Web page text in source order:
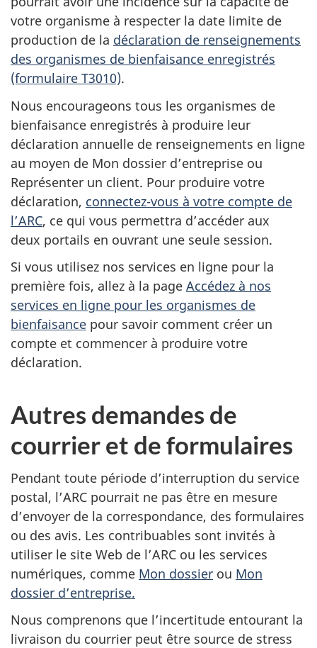
votre organisme à respecter la date limite de
production de la déclaration de renseignements
des organismes de bienfaisance enregistrés
(formulaire T3010).
Nous encourageons tous les organismes de
bienfaisance enregistrés à produire leur
déclaration annuelle de renseignements en ligne
au moyen de Mon dossier d’entreprise ou
Représenter un client. Pour produire votre
déclaration, connectez-vous à votre compte de
l’ARC, ce qui vous permettra d’accéder aux
deux portails en ouvrant une seule session.
Si vous utilisez nos services en ligne pour la
première fois, allez à la page Accédez à nos
services en ligne pour les organismes de
bienfaisance pour savoir comment créer un
compte et commencer à produire votre
déclaration.
Autres demandes de
courrier et de formulaires
Pendant toute période d’interruption du service
postal, l’ARC pourrait ne pas être en mesure
d’envoyer de la correspondance, des formulaires
ou des avis. Les contribuables sont invités à
utiliser le site Web de l’ARC ou les services
numériques, comme Mon dossier ou Mon
dossier d’entreprise.
Nous comprenons que l’incertitude entourant la
livraison du courrier peut être source de stress